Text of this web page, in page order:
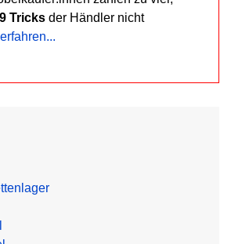
Tricks der Händler nicht